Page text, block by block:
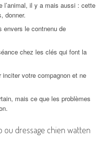
l’animal, il y a mais aussi : cette
donner.
envers le contnenu de
chez les clés qui font la
votre compagnon et ne
mais ce que les problèmes
ou dressage chien watten